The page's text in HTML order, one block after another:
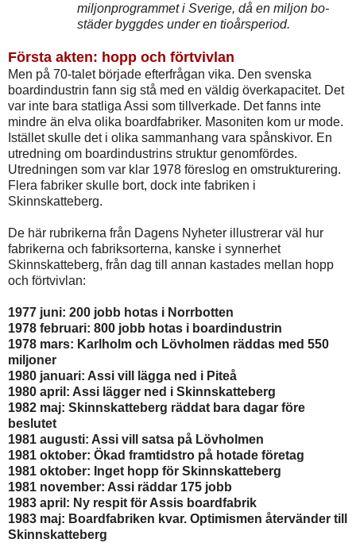
miljonprogrammet i Sverige, då en miljon bo­
städer byggdes under en tioårsperiod.
Första akten: hopp och förtvivlan
Men på 70-talet började efterfrågan vika. Den svenska
boardindustrin fann sig stå med en väldig överkapacitet. Det
var inte bara statliga Assi som tillverkade. Det fanns inte
mindre än elva olika boardfabriker. Masoniten kom ur mode.
Istället skulle det i olika sammanhang vara spånskivor. En
utredning om boardindustrins struktur genomfördes.
Utredningen som var klar 1978 föreslog en omstrukturering.
Flera fabriker skulle bort, dock inte fabriken i
Skinnskatteberg.
De här rubrikerna från Dagens Nyheter illustrerar väl hur
fabrikerna och fabriksorterna, kanske i synnerhet
Skinnskatteberg, från dag till annan kastades mellan hopp
och förtvivlan:
1977 juni: 200 jobb hotas i Norrbotten
1978 februari: 800 jobb hotas i boardindustrin
1978 mars: Karlholm och Lövholmen räddas med 550
miljoner
1980 januari: Assi vill lägga ned i Piteå
1980 april: Assi lägger ned i Skinnskatteberg
1982 maj: Skinnskatteberg räddat bara dagar före
beslutet
1981 augusti: Assi vill satsa på Lövholmen
1981 oktober: Ökad framtidstro på hotade företag
1981 oktober: Inget hopp för Skinnskatteberg
1981 november: Assi räddar 175 jobb
1983 april: Ny respit för Assis boardfabrik
1983 maj: Boardfabriken kvar. Optimismen återvänder till
Skinnskatteberg